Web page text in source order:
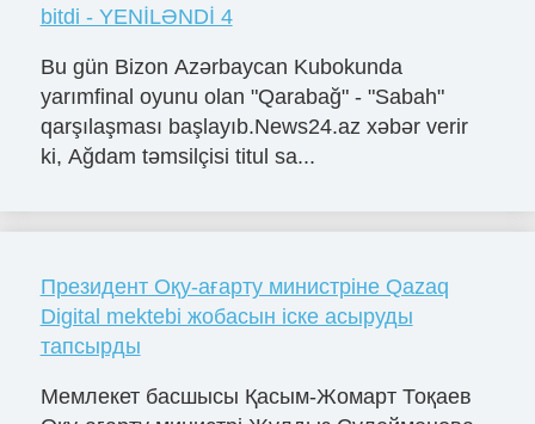
bitdi - YENİLƏNDİ 4
Bu gün Bizon Azərbaycan Kubokunda
yarımfinal oyunu olan "Qarabağ" - "Sabah"
qarşılaşması başlayıb.News24.az xəbər verir
ki, Ağdam təmsilçisi titul sa...
Президент Оқу-ағарту министріне Qazaq
Digital mektebi жобасын іске асыруды
тапсырды
Мемлекет басшысы Қасым-Жомарт Тоқаев